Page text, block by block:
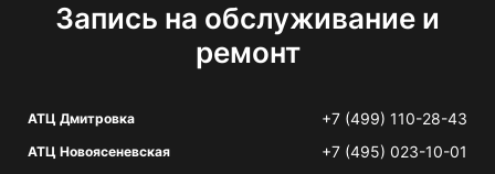
Запись на обслуживание и
ремонт
АТЦ Дмитровка +7 (499) 110-28-43
АТЦ Новоясеневская +7 (495) 023-10-01